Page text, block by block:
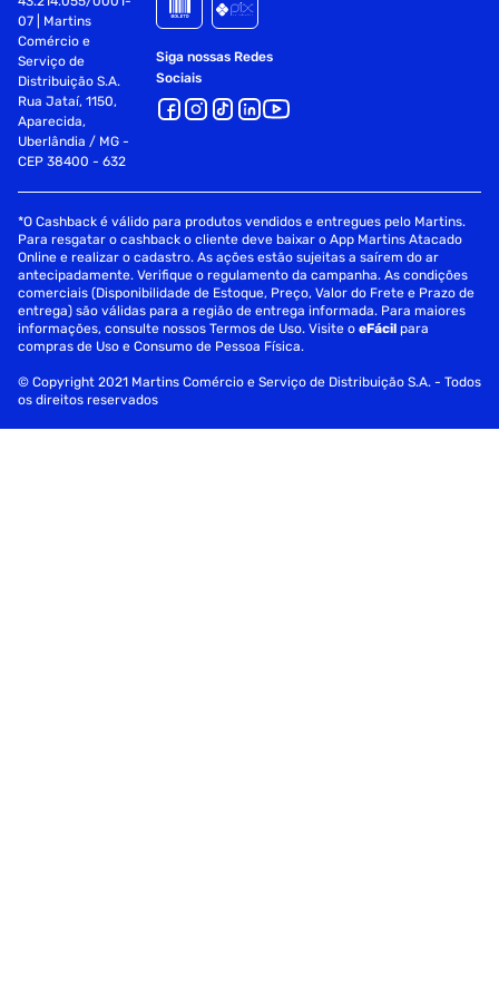
07 | Martins
Comércio e
Serviço de
Distribuição S.A.
Rua Jataí, 1150,
Aparecida,
Uberlândia / MG -
CEP 38400 - 632
Siga nossas Redes
Sociais
*O Cashback é válido para produtos vendidos e entregues pelo Martins.
Para resgatar o cashback o cliente deve baixar o App Martins Atacado
Online e realizar o cadastro. As ações estão sujeitas a saírem do ar
antecipadamente. Verifique o regulamento da campanha. As condições
comerciais (Disponibilidade de Estoque, Preço, Valor do Frete e Prazo de
entrega) são válidas para a região de entrega informada. Para maiores
informações, consulte nossos Termos de Uso. Visite oeFácil para
compras de Uso e Consumo de Pessoa Física.
© Copyright 2021 Martins Comércio e Serviço de Distribuição S.A. - Todos
os direitos reservados